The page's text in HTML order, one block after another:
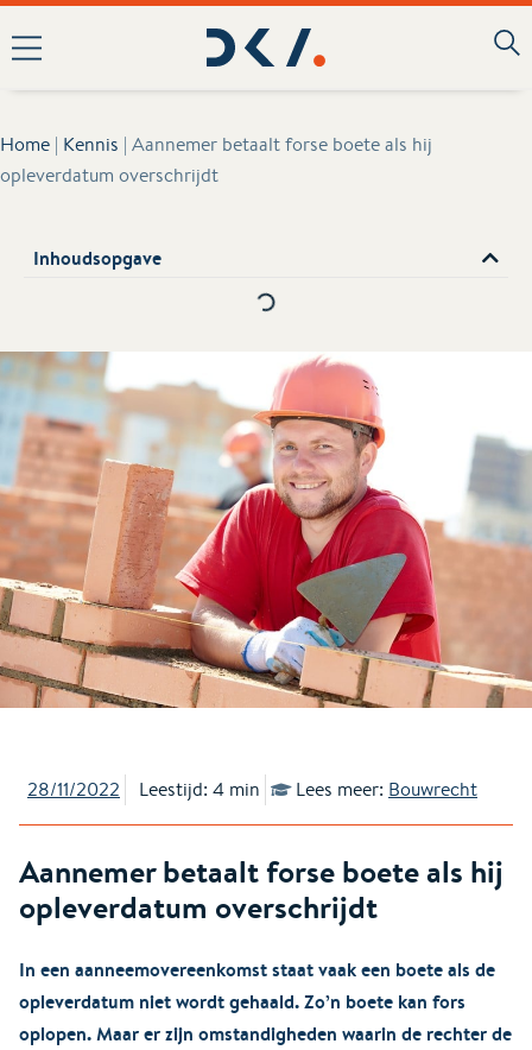
Home | Kennis | Aannemer betaalt forse boete als hij
opleverdatum overschrijdt
Inhoudsopgave
28/11/2022 Leestijd: 4 min Lees meer: Bouwrecht
Aannemer betaalt forse boete als hij
opleverdatum overschrijdt
In een aanneemovereenkomst staat vaak een boete als de
opleverdatum niet wordt gehaald. Zo’n boete kan fors
oplopen. Maar er zijn omstandigheden waarin de rechter de